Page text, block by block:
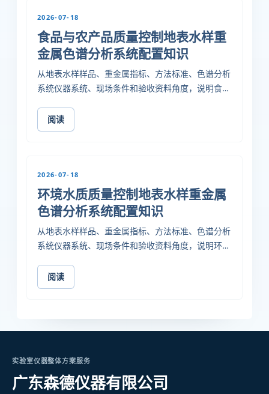
2026-07-18
食品与农产品质量控制地表水样重
金属色谱分析系统配置知识
从地表水样样品、重金属指标、方法标准、色谱分析
系统仪器系统、现场条件和验收资料角度，说明食品
购、可安装、可验收的配置方案。
阅读
2026-07-18
环境水质质量控制地表水样重金属
色谱分析系统配置知识
从地表水样样品、重金属指标、方法标准、色谱分析
系统仪器系统、现场条件和验收资料角度，说明环境
安装、可验收的配置方案。
阅读
实验室仪器整体方案服务
广东森德仪器有限公司